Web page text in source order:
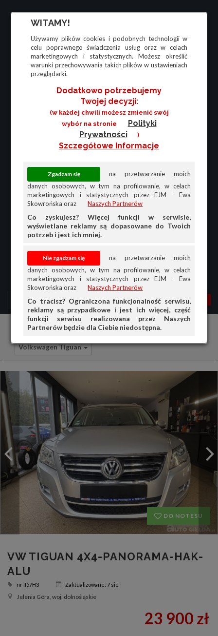
WITAMY!
Używamy plików cookies i podobnych technologii w
celu poprawnego świadczenia usług oraz w celach
marketingowych i statystycznych. Możesz określić
warunki przechowywania takich plików w ustawieniach
przeglądarki.
Dodatkowo potrzebujemy
Twojej decyzji:
(w każdej chwili możesz zmienić swój
wybór na stronie
Polityki
Prywatności
)
Szczegółowe Informacje
na przetwarzanie moich
danych osobowych, w tym na profilowanie, w celach
marketingowych i statystycznych przez EJM - Ewa
Skowrońska oraz
Naszych Partnerów
Co zyskujesz? Więcej funkcji w serwisie,
wyświetlane reklamy są dopasowane do Twoich
potrzeb i jest ich mniej.
na przetwarzanie moich
danych osobowych, w tym na profilowanie, w celach
marketingowych i statystycznych przez EJM - Ewa
Skowrońska oraz
Naszych Partnerów
Co tracisz? Ograniczona funkcjonalność serwisu,
reklamy są przypadkowe i jest ich więcej, część
funkcji serwisu realizowana przez Naszych
Partnerów będzie dla Ciebie niedostępna.
MENU MOJA AG
PRZEGLĄD
HISTORIA
Samochody osobowe Volkswagen
Volkswagen Tiguan
DO NOTESU
VW TIGUAN 4X4-PANORAMA-HAK-
ALU
nr II57H3 Zaktualizowane: 7 sie
Jelenia Góra, woj. dolnośląskie
23 900 zł